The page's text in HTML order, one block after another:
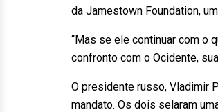
da Jamestown Foundation,
“Mas se ele continuar com o
confronto com o Ocidente,
O presidente russo, Vladimir
mandato. Os dois selaram